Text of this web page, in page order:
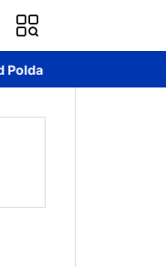
Masyarakat,